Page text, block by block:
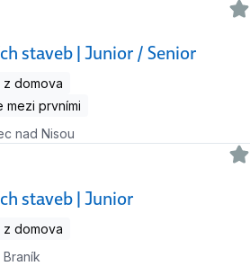
staveb | Junior / Senior
domova
prvními
nad Nisou
staveb | Junior
domova
Braník